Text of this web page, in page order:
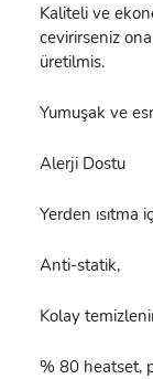
Kaliteli ve
cevirirseniz
üretilmis.
Yumuşak ve
Alerji Dostu
Yerden ısıtma
Anti-statik,
Kolay
% 80 heatset,